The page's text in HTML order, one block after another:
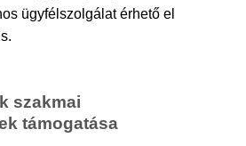
ügyfélszolgálat érhető el
szakmai
támogatása